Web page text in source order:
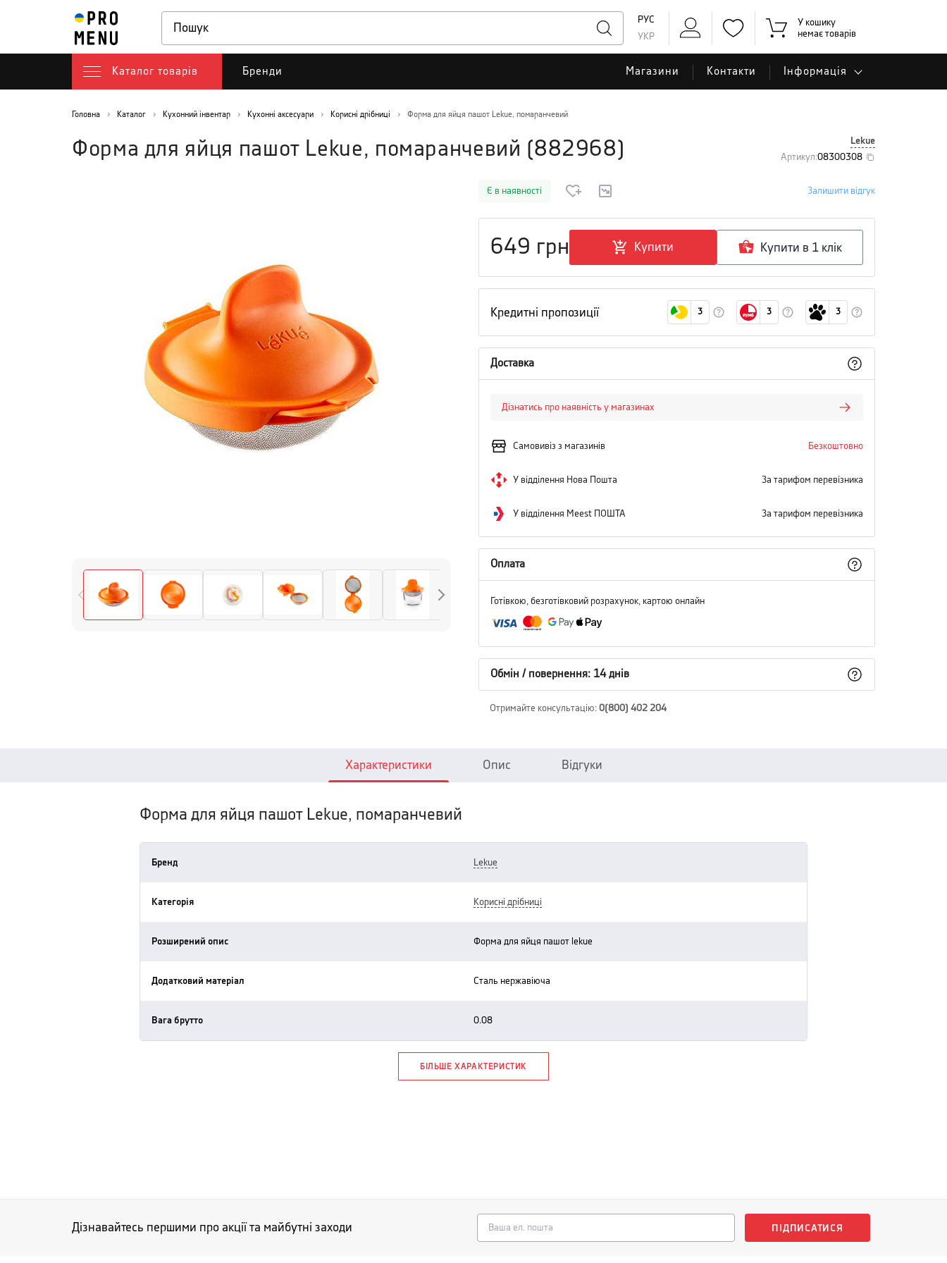
РУС
УКР
У кошику
немає товарів
Каталог товарів Бренди Магазини Контакти Інформація
Головна Каталог Кухонний інвентар Кухонні аксесуари Корисні дрібниці Форма для яйця пашот Lekue, помаранчевий
Форма для яйця пашот Lekue, помаранчевий (882968 )
Lekue
Артикул:08300308
Є в наявності Залишити відгук
649 грн Купити Купити в 1 клiк
Кредитні пропозиції 3 3 3
Доставка
Дізнатись про наявність у магазинах
Самовивіз з магазинів Безкоштовно
У відділення Нова Пошта За тарифом перевізника
У відділення Meest ПОШТА За тарифом перевізника
Оплата
Готівкою, безготівковий розрахунок, картою онлайн
Обмін / повернення: 14 днів
Отримайте консультацію: 0(800) 402 204
Характеристики Опис Відгуки
Форма для яйця пашот Lekue, помаранчевий
Бренд lekue
Категорія корисні дрібниці
Розширений опис форма для яйця пашот lekue
Додатковий матеріал сталь нержавіюча
Вага брутто 0.08
БІЛЬШЕ ХАРАКТЕРИСТИК
Дізнавайтесь першими про акції та майбутні заходи ПІДПИСАТИСЯ